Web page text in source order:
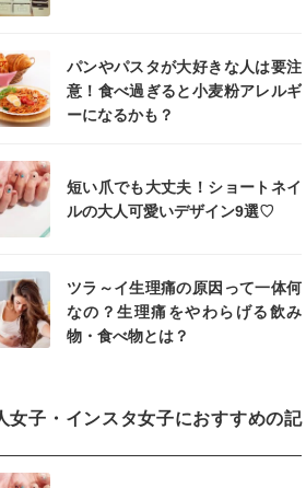
パンやパスタが大好きな人は要注
意！食べ過ぎると小麦粉アレルギ
ーになるかも？
短い爪でも大丈夫！ショートネイ
ルの大人可愛いデザイン9選♡
ツラ～イ生理痛の原因って一体何
なの？生理痛をやわらげる飲み
物・食べ物とは？
女子・インスタ女子におすすめの記